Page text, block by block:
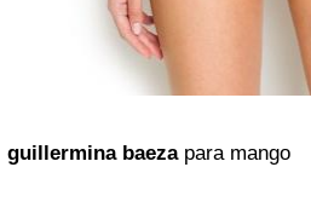
guillermina baezapara mango